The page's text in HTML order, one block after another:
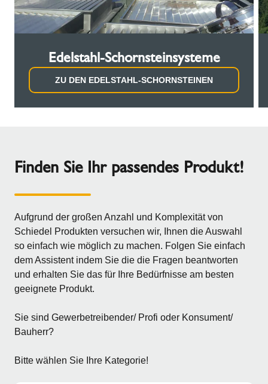
Edelstahl-Schornsteinsysteme
ZU DEN EDELSTAHL-SCHORNSTEINEN
Finden Sie Ihr passendes Produkt!
Aufgrund der großen Anzahl und Komplexität von
Schiedel Produkten versuchen wir, Ihnen die Auswahl
so einfach wie möglich zu machen. Folgen Sie einfach
dem Assistent indem Sie die die Fragen beantworten
und erhalten Sie das für Ihre Bedürfnisse am besten
geeignete Produkt.
Sie sind Gewerbetreibender/ Profi oder Konsument/
Bauherr?
Bitte wählen Sie Ihre Kategorie!